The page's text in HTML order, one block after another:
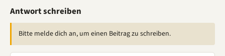
Antwort schreiben
Bitte melde dich an, um einen Beitrag zu schreiben.